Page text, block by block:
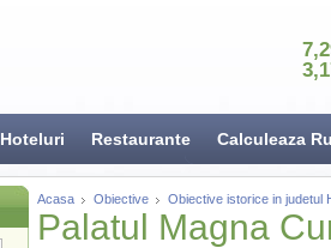
Hoteluri Restaurante Calculeaza
Acasa Obiective Obiective istorice in judetul
Palatul Magna